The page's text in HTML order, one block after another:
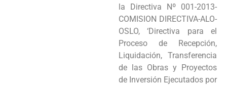
la Directiva Nº 001-2013-
COMISION DIRECTIVA-ALO-
OSLO, ‘Directiva para el
Proceso de Recepción,
Liquidación, Transferencia
de las Obras y Proyectos
de Inversión Ejecutados por